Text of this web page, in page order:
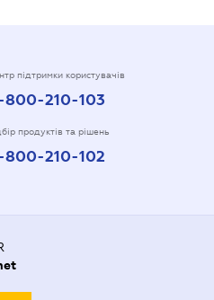
підтримки користувачів
800-210-103
продуктів та рішень
800-210-102